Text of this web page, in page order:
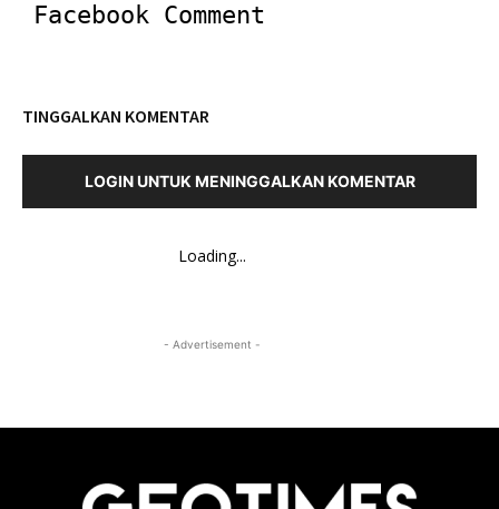
Facebook Comment
TINGGALKAN KOMENTAR
LOGIN UNTUK MENINGGALKAN KOMENTAR
Loading...
- Advertisement -